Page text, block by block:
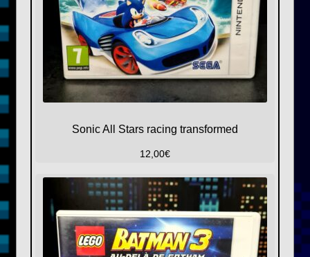
Sonic All Stars racing transformed
12,00€